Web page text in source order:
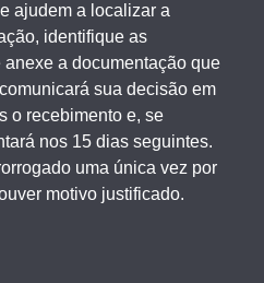
ajudem a localizar a
identifique as
a documentação que
sua decisão em
o recebimento e, se
nos 15 dias seguintes.
uma única vez por
motivo justificado.